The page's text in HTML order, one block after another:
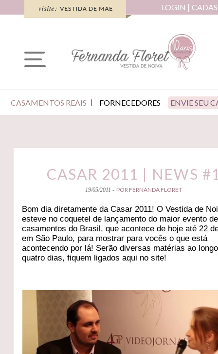
LOGIN
CASAMENTOS REAIS FORNECEDORES ENVIE SEU
CASAR 2011 | NEWS
19/05/2011 - POR FERNANDA FLORET
Bom dia diretamente da Casar 2011! O Vestida de
esteve no coquetel de lançamento do maior evento de
casamentos do Brasil, que acontece de hoje até 22
em São Paulo, para mostrar para vocês o que está
acontecendo por lá! Serão diversas matérias ao
quatro dias, fiquem ligados aqui no site!